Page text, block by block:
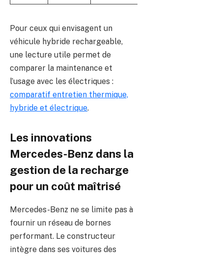
Pour ceux qui envisagent un
véhicule hybride rechargeable,
une lecture utile permet de
comparer la maintenance et
l’usage avec les électriques :
comparatif entretien thermique,
hybride et électrique.
Les innovations
Mercedes-Benz dans la
gestion de la recharge
pour un coût maîtrisé
Mercedes-Benz ne se limite pas à
fournir un réseau de bornes
performant. Le constructeur
intègre dans ses voitures des